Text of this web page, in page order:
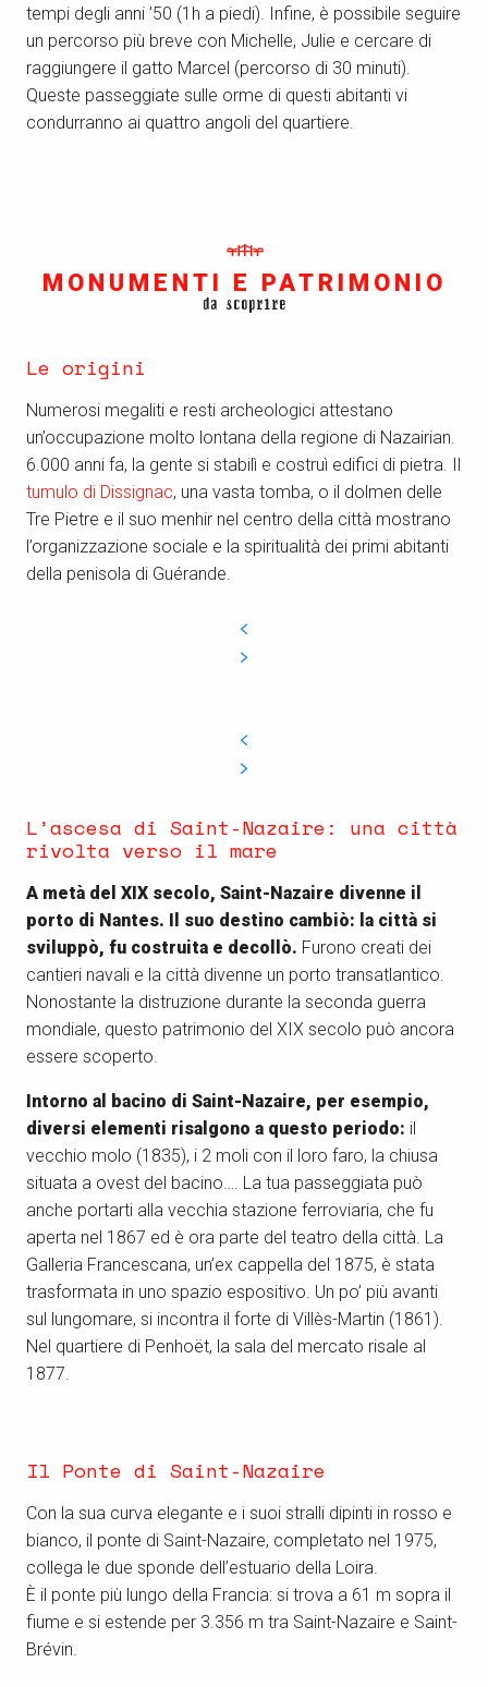
tempi degli anni ’50 (1h a piedi). Infine, è possibile seguire
un percorso più breve con Michelle, Julie e cercare di
raggiungere il gatto Marcel (percorso di 30 minuti).
Queste passeggiate sulle orme di questi abitanti vi
condurranno ai quattro angoli del quartiere.
MONUMENTI E PATRIMONIO
da scoprire
Le origini
Numerosi megaliti e resti archeologici attestano
un’occupazione molto lontana della regione di Nazairian.
6.000 anni fa, la gente si stabilì e costruì edifici di pietra. Il
tumulo di Dissignac, una vasta tomba, o il dolmen delle
Tre Pietre e il suo menhir nel centro della città mostrano
l’organizzazione sociale e la spiritualità dei primi abitanti
della penisola di Guérande.
L’ascesa di Saint-Nazaire: una città
rivolta verso il mare
A metà del XIX secolo, Saint-Nazaire divenne il
porto di Nantes. Il suo destino cambiò: la città si
sviluppò, fu costruita e decollò. Furono creati dei
cantieri navali e la città divenne un porto transatlantico.
Nonostante la distruzione durante la seconda guerra
mondiale, questo patrimonio del XIX secolo può ancora
essere scoperto.
Intorno al bacino di Saint-Nazaire, per esempio,
diversi elementi risalgono a questo periodo: il
vecchio molo (1835), i 2 moli con il loro faro, la chiusa
situata a ovest del bacino…. La tua passeggiata può
anche portarti alla vecchia stazione ferroviaria, che fu
aperta nel 1867 ed è ora parte del teatro della città. La
Galleria Francescana, un’ex cappella del 1875, è stata
trasformata in uno spazio espositivo. Un po’ più avanti
sul lungomare, si incontra il forte di Villès-Martin (1861).
Nel quartiere di Penhoët, la sala del mercato risale al
1877.
Il Ponte di Saint-Nazaire
Con la sua curva elegante e i suoi stralli dipinti in rosso e
bianco, il ponte di Saint-Nazaire, completato nel 1975,
collega le due sponde dell’estuario della Loira.
È il ponte più lungo della Francia: si trova a 61 m sopra il
fiume e si estende per 3.356 m tra Saint-Nazaire e Saint-
Brévin.